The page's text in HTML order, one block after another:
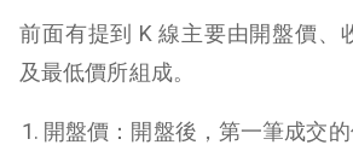
前面有提到 K 線主要由開盤價、
及最低價所組成。
開盤價：開盤後，第一筆成交